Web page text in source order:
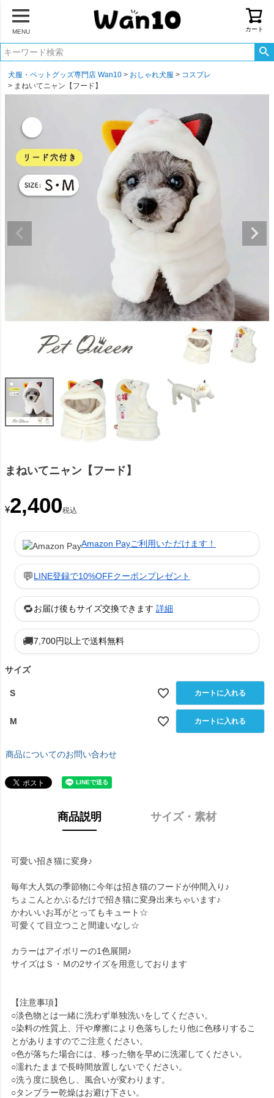
MENU カート
犬服・ペットグッズ専門店 Wan10 おしゃれ犬服
コスプレ
まねいてニャン【フード】
まねいてニャン【フード】
¥2,400税込
Amazon Payご利用いただけます！
💬LINE登録で10%OFFクーポンプレゼント
🔁お届け後もサイズ交換できます 詳細
🚚7,700円以上で送料無料
サイズ
S カートに入れる
M カートに入れる
商品についてのお問い合わせ
商品説明 サイズ・素材
可愛い招き猫に変身♪
毎年大人気の季節物に今年は招き猫のフードが仲間入り♪
ちょこんとかぶるだけで招き猫に変身出来ちゃいます♪
かわいいお耳がとってもキュート☆
可愛くて目立つこと間違いなし☆
カラーはアイボリーの1色展開♪
サイズはＳ・Ｍの2サイズを用意しております
【注意事項】
○淡色物とは一緒に洗わず単独洗いをしてください。
○染料の性質上、汗や摩擦により色落ちしたり他に色移りするこ
とがありますのでご注意ください。
○色が落ちた場合には、移った物を早めに洗濯してください。
○濡れたままで長時間放置しないでください。
○洗う度に脱色し、風合いが変わります。
○タンブラー乾燥はお避け下さい。